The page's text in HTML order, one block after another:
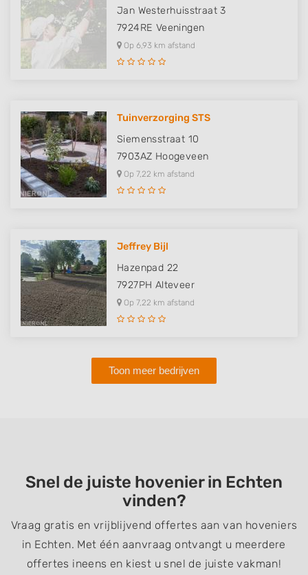
Jan Westerhuisstraat 3
7924RE Veeningen
Op 6,93 km afstand
Tuinverzorging STS
Siemensstraat 10
7903AZ Hoogeveen
Op 7,22 km afstand
Jeffrey Bijl
Hazenpad 22
7927PH Alteveer
Op 7,22 km afstand
Toon meer bedrijven
Snel de juiste hovenier in Echten
vinden?
Vraag gratis en vrijblijvend offertes aan van hoveniers
in Echten. Met één aanvraag ontvangt u meerdere
offertes ineens en kiest u snel de juiste vakman!